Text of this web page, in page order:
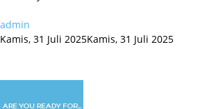
admin
Kamis, 31 Juli 2025Kamis, 31 Juli 2025